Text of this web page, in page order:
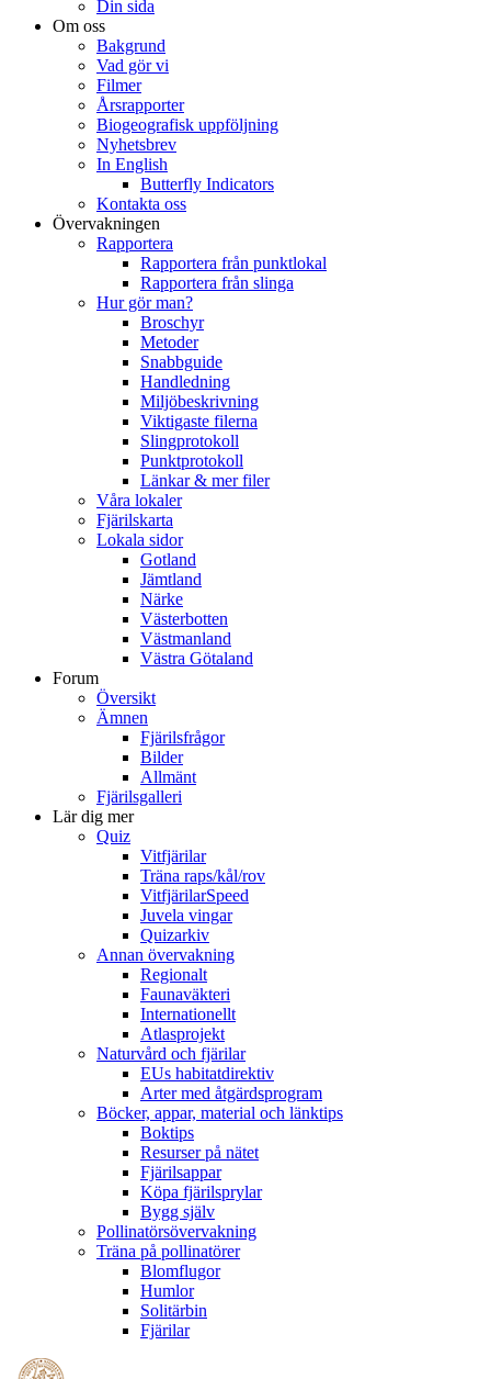
Din sida
Om oss
Bakgrund
Vad gör vi
Filmer
Årsrapporter
Biogeografisk uppföljning
Nyhetsbrev
In English
Butterfly Indicators
Kontakta oss
Övervakningen
Rapportera
Rapportera från punktlokal
Rapportera från slinga
Hur gör man?
Broschyr
Metoder
Snabbguide
Handledning
Miljöbeskrivning
Viktigaste filerna
Slingprotokoll
Punktprotokoll
Länkar & mer filer
Våra lokaler
Fjärilskarta
Lokala sidor
Gotland
Jämtland
Närke
Västerbotten
Västmanland
Västra Götaland
Forum
Översikt
Ämnen
Fjärilsfrågor
Bilder
Allmänt
Fjärilsgalleri
Lär dig mer
Quiz
Vitfjärilar
Träna raps/kål/rov
VitfjärilarSpeed
Juvela vingar
Quizarkiv
Annan övervakning
Regionalt
Faunaväkteri
Internationellt
Atlasprojekt
Naturvård och fjärilar
EUs habitatdirektiv
Arter med åtgärdsprogram
Böcker, appar, material och länktips
Boktips
Resurser på nätet
Fjärilsappar
Köpa fjärilsprylar
Bygg själv
Pollinatörsövervakning
Träna på pollinatörer
Blomflugor
Humlor
Solitärbin
Fjärilar